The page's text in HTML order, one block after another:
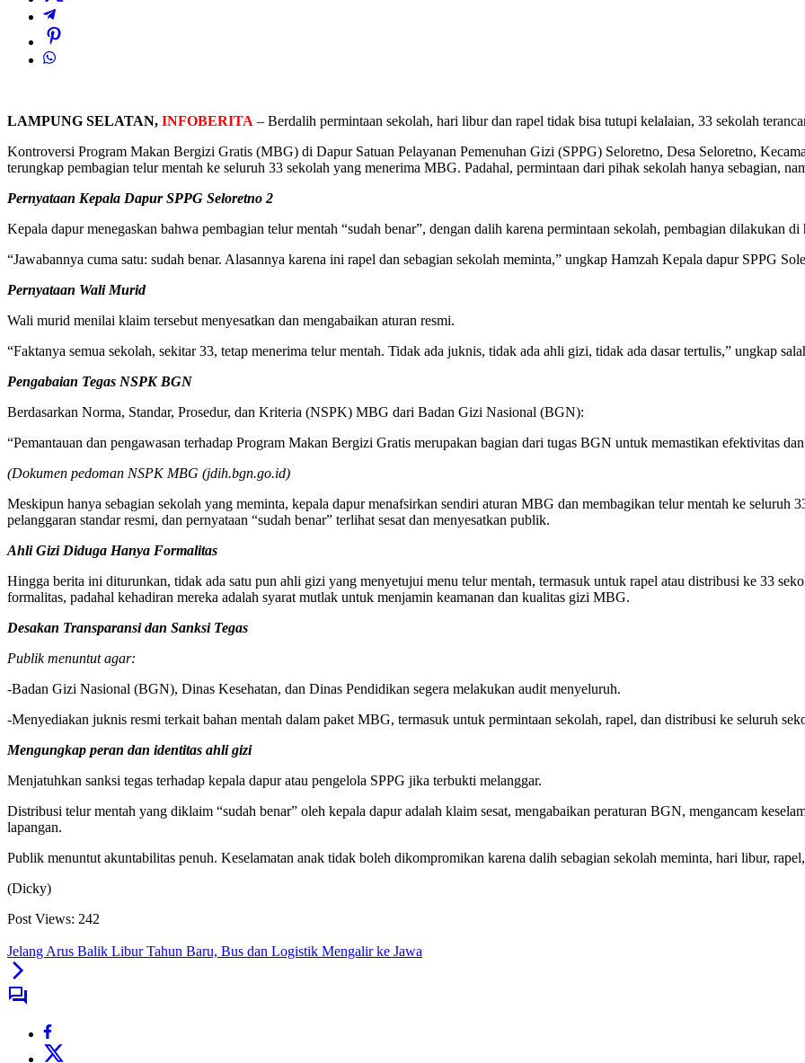
LAMPUNG SELATAN, INFOBERITA – Berdalih permintaan sekolah, hari libur dan rapel tidak bisa tutupi kelalaian, 33 sekolah
Kontroversi Program Makan Bergizi Gratis (MBG) di Dapur Satuan Pelayanan Pemenuhan Gizi (SPPG) Seloretno, Desa Seloretno,
terungkap pembagian telur mentah ke seluruh 33 sekolah yang menerima MBG. Padahal, permintaan dari pihak sekolah hanya sebagian,
Pernyataan Kepala Dapur SPPG Seloretno 2
Kepala dapur menegaskan bahwa pembagian telur mentah “sudah benar”, dengan dalih karena permintaan sekolah, pembagian dilakukan
“Jawabannya cuma satu: sudah benar. Alasannya karena ini rapel dan sebagian sekolah meminta,” ungkap Hamzah Kepala dapur SPPG
Pernyataan Wali Murid
Wali murid menilai klaim tersebut menyesatkan dan mengabaikan aturan resmi.
“Faktanya semua sekolah, sekitar 33, tetap menerima telur mentah. Tidak ada juknis, tidak ada ahli gizi, tidak ada dasar tertulis,” ungkap
Pengabaian Tegas NSPK BGN
Berdasarkan Norma, Standar, Prosedur, dan Kriteria (NSPK) MBG dari Badan Gizi Nasional (BGN):
“Pemantauan dan pengawasan terhadap Program Makan Bergizi Gratis merupakan bagian dari tugas BGN untuk memastikan efektivitas
(Dokumen pedoman NSPK MBG (jdih.bgn.go.id)
Meskipun hanya sebagian sekolah yang meminta, kepala dapur menafsirkan sendiri aturan MBG dan membagikan telur mentah ke seluruh
pelanggaran standar resmi, dan pernyataan “sudah benar” terlihat sesat dan menyesatkan publik.
Ahli Gizi Diduga Hanya Formalitas
Hingga berita ini diturunkan, tidak ada satu pun ahli gizi yang menyetujui menu telur mentah, termasuk untuk rapel atau distribusi ke 33
formalitas, padahal kehadiran mereka adalah syarat mutlak untuk menjamin keamanan dan kualitas gizi MBG.
Desakan Transparansi dan Sanksi Tegas
Publik menuntut agar:
-Badan Gizi Nasional (BGN), Dinas Kesehatan, dan Dinas Pendidikan segera melakukan audit menyeluruh.
-Menyediakan juknis resmi terkait bahan mentah dalam paket MBG, termasuk untuk permintaan sekolah, rapel, dan distribusi ke seluruh
Mengungkap peran dan identitas ahli gizi
Menjatuhkan sanksi tegas terhadap kepala dapur atau pengelola SPPG jika terbukti melanggar.
Distribusi telur mentah yang diklaim “sudah benar” oleh kepala dapur adalah klaim sesat, mengabaikan peraturan BGN, mengancam
lapangan.
Publik menuntut akuntabilitas penuh. Keselamatan anak tidak boleh dikompromikan karena dalih sebagian sekolah meminta, hari libur,
(Dicky​)
Post Views: 242
Jelang Arus Balik Libur Tahun Baru, Bus dan Logistik Mengalir ke Jawa